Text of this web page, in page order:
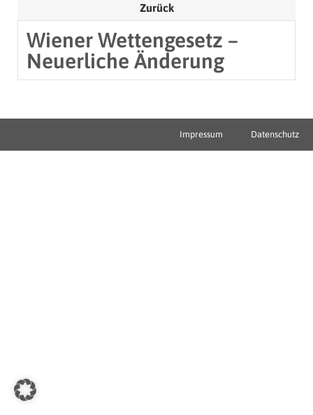
Zurück
Wiener Wettengesetz –
Neuerliche Änderung
Impressum Datenschutz